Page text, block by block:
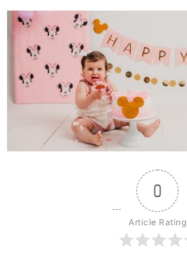
0
Article Rating